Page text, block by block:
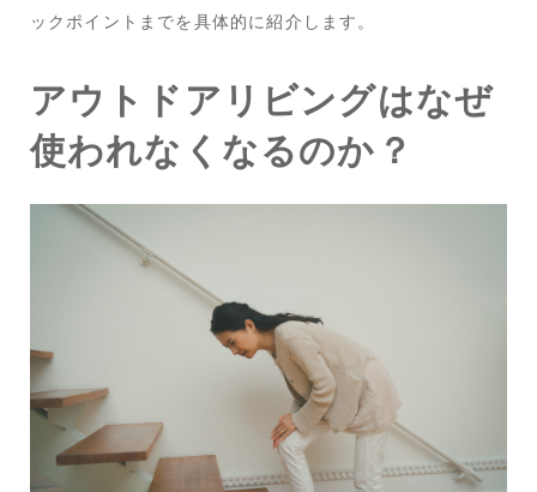
ックポイントまでを具体的に紹介します。
アウトドアリビングはなぜ
使われなくなるのか？